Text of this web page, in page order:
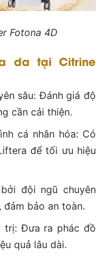
Fotona 4D
da tại Citrine
sâu: Đánh giá độ
cần cải thiện.
cá nhân hóa: Có
để tối ưu hiệu
đội ngũ chuyên
đảm bảo an toàn.
trị: Đưa ra phác đồ
quả lâu dài.